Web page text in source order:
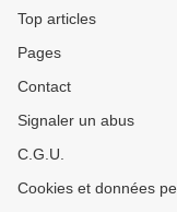
Top articles
Pages
Contact
Signaler un abus
C.G.U.
Cookies et données